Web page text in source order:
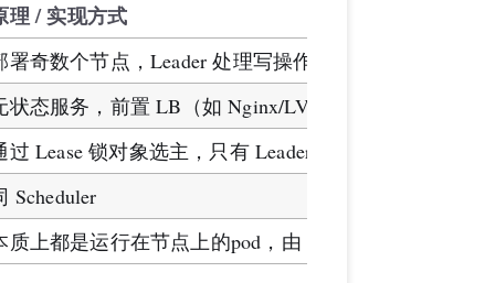
理 / 实现方式
署奇数个节点，Leader 处理写操作并通过 Raft 日志复
状态服务，前置 LB（如 Nginx/LVS）实现请求分发
过 Lease 锁对象选主，只有 Leader 执行业务循环
Scheduler
质上都是运行在节点上的pod，由 控制平面调度和管理